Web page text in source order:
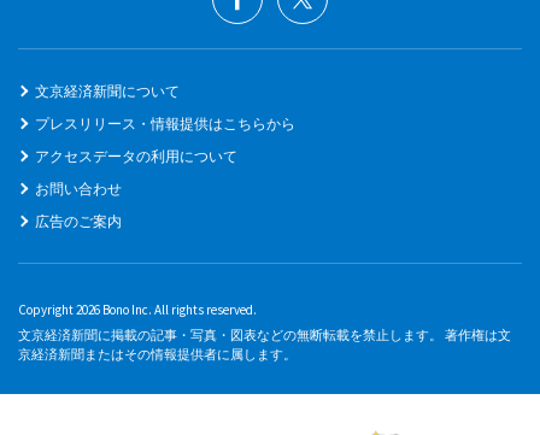
文京経済新聞について
プレスリリース・情報提供はこちらから
アクセスデータの利用について
お問い合わせ
広告のご案内
Copyright 2026 Bono Inc. All rights reserved.
文京経済新聞に掲載の記事・写真・図表などの無断転載を禁止します。 著作権は文
京経済新聞またはその情報提供者に属します。